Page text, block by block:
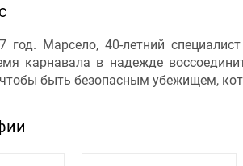
год. Марсело, 40-летний
карнавала в надежде
чтобы быть безопасным убежищем,